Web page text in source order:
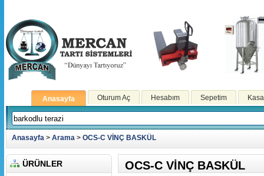
Anasayfa Oturum Aç Hesabım Sepetim
Anasayfa > Arama > OCS-C VİNÇ BASKÜL
ÜRÜNLER OCS-C VİNÇ BASKÜL